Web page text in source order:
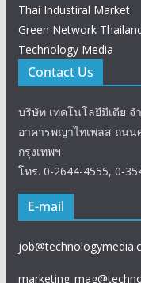
Thai Industiral Market
Green Network
Technology Media
Contact Us
บริษัท เทคโนโลยีมีเดีย จ
อาคารพญาไทเพลส ถนน
กรุงเทพฯ
โทร. 0-2644-4555, 0-
E-mail